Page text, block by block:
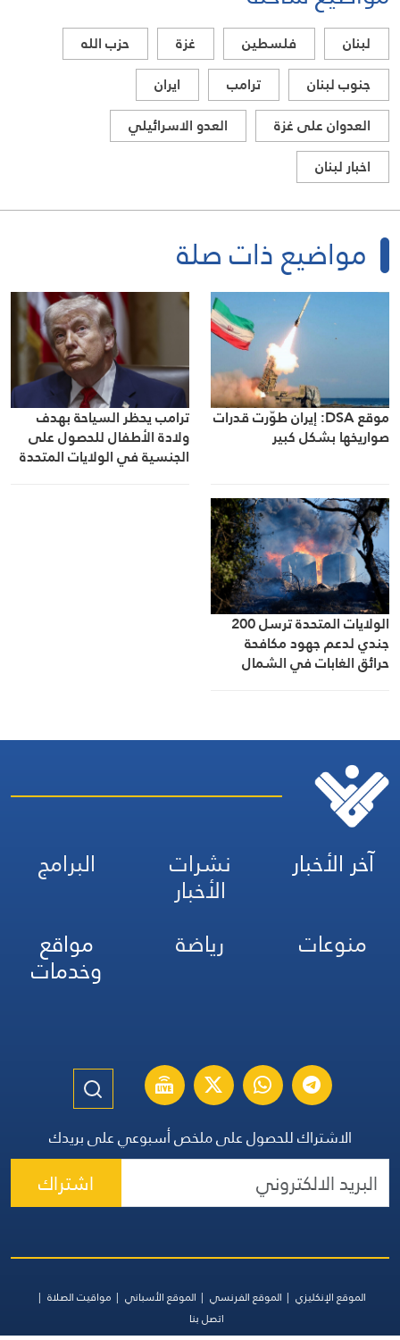
لبنان فلسطين غزة
حزب الله
جنوب لبنان
ترامب
ايران
العدوان على غزة
العدو الاسرائيلي
اخبار لبنان
مواضيع ذات صلة
موقع DSA: إيران طوّرت قدرات
صواريخها بشكل كبير
ترامب يحظر السياحة بهدف
ولادة الأطفال للحصول على
الجنسية في الولايات المتحدة
الولايات المتحدة ترسل 200
جندي لدعم جهود مكافحة
حرائق الغابات في الشمال
آخر الأخبار نشرات
الأخبار
البرامج
منوعات
رياضة مواقع
وخدمات
الاشتراك للحصول على ملخص أسبوعي على بريدك
اشتراك
الموقع الإنكليزي الموقع الفرنسي الموقع الأسباني
مواقيت الصلاة
اتصل بنا